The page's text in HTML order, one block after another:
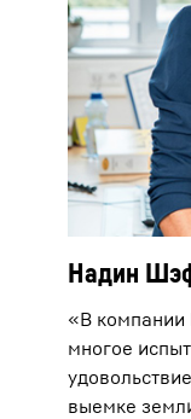
Надин
«В компании
многое
выемке